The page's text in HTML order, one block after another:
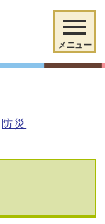
メニュー
防災